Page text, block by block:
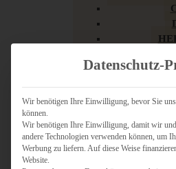
LOW
MY
SÜSSES
Datenschutz-
Wir benötigen Ihre Einwilligung, bevor Sie
können.
Wir benötigen Ihre Einwilligung, damit wir
andere Technologien verwenden können, um
Werbung zu liefern. Auf diese Weise
Website.